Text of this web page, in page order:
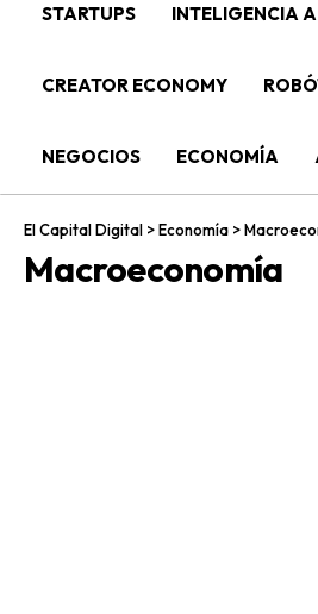
STARTUPS INTELIGENCIA
CREATOR ECONOMY
NEGOCIOS ECONOMÍA
El Capital Digital >Economía >
Macroeconomía